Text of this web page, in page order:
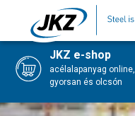
Skip to main content
JKZ e-shop
acélalapanyag online,
gyorsan és olcsón